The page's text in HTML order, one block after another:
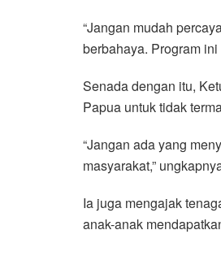
“Jangan mudah
berbahaya. Program
Senada dengan itu,
Papua untuk tidak
“Jangan ada yang
masyarakat,”
Ia juga mengajak
anak-anak